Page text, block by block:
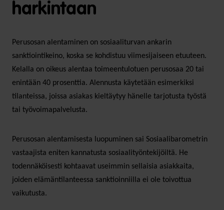
harkintaan
Perusosan alentaminen on sosiaaliturvan ankarin
sanktiointikeino, koska se kohdistuu viimesijaiseen etuuteen.
Kelalla on oikeus alentaa toimeentulotuen perusosaa 20 tai
enintään 40 prosenttia. Alennusta käytetään esimerkiksi
tilanteissa, joissa asiakas kieltäytyy hänelle tarjotusta työstä
tai työvoimapalvelusta.
Perusosan alentamisesta luopuminen sai Sosiaalibarometrin
vastaajista eniten kannatusta sosiaalityöntekijöiltä. He
todennäköisesti kohtaavat useimmin sellaisia asiakkaita,
joiden elämäntilanteessa sanktioinniilla ei ole toivottua
vaikutusta.